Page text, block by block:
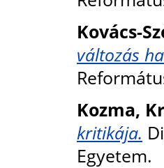
Kovács-
változás
Kozma,
kritikája.
Egyetem.